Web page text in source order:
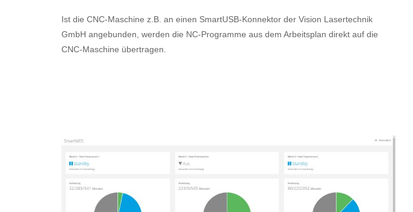
Ist die CNC-Maschine z.B. an einen SmartUSB-Konnektor der Vision Lasertechnik
GmbH angebunden, werden die NC-Programme aus dem Arbeitsplan direkt auf die
CNC-Maschine übertragen.